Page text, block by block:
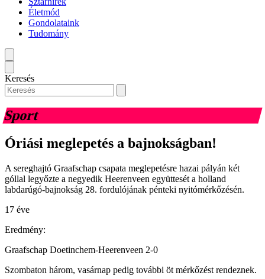
Életmód
Gondolataink
Tudomány
Keresés
Sport
Óriási meglepetés a bajnokságban!
A sereghajtó Graafschap csapata meglepetésre hazai pályán két
góllal legyőzte a negyedik Heerenveen együttesét a holland
labdarúgó-bajnokság 28. fordulójának pénteki nyitómérkőzésén.
17 éve
Eredmény:
Graafschap Doetinchem-Heerenveen 2-0
Szombaton három, vasárnap pedig további öt mérkőzést rendeznek.